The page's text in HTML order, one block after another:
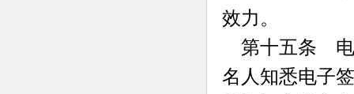
效力。
第十五条 电
名人知悉电子